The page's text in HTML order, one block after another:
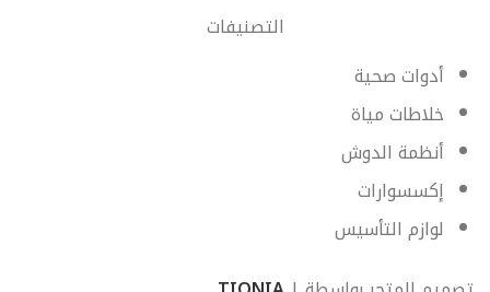
التصنيفات
أدوات صحية
خلاطات مياة
أنظمة الدوش
إكسسوارات
لوازم التأسيس